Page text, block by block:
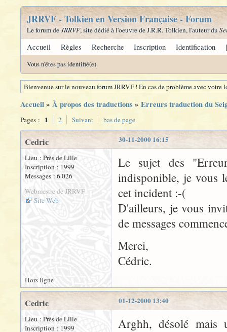
JRRVF - Tolkien en Version Française - Forum
Le forum deJRRVF, site dédié à l'oeuvre de J.R.R. Tolkien, l'auteur du
Accueil Règles Recherche Inscription Identification
Vous n'êtes pas identifié(e).
Bienvenue sur le nouveau forum JRRVF ! En cas de problème avec
Accueil» À propos des traductions» Erreurs traduction du
Pages : 1 2 Suivant bas de page
30-11-2000 16:15
Cedric
Lieu : Près de Lille
Inscription : 1999
Messages : 6 026
Webmestre de JRRVF
Site Web
Le sujet des
indisponible, je vous
cet incident :-(
D'ailleurs, je vous
de messages
Merci,
Cédric.
Hors ligne
01-12-2000 13:40
Cedric
Lieu : Près de Lille
Inscription : 1999
Arghh, désolé mais